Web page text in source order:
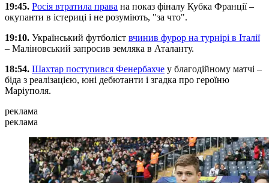
19:45. Росія втратила права на показ фіналу Кубка Франції –
окупанти в істериці і не розуміють, "за что".
19:10. Український футболіст вчинив фурор на турнірі в Італії
– Маліновський запросив земляка в Аталанту.
18:54. Шахтар поступився Фенербахче у благодійному матчі –
біда з реалізацією, юні дебютанти і згадка про героїню
Маріуполя.
реклама
реклама